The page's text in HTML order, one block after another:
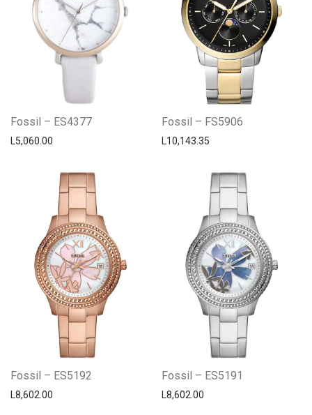
Fossil – ES4377
L5,060.00
Fossil – FS5906
L10,143.35
Fossil – ES5192
L8,602.00
Fossil – ES5191
L8,602.00